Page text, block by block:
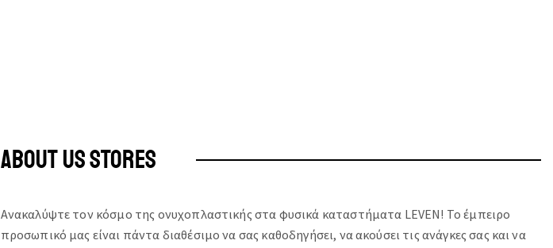
ABOUT US STORES
Ανακαλύψτε τον κόσμο της ονυχοπλαστικής στα φυσικά καταστήματα LEVEN! Το έμπειρο
προσωπικό μας είναι πάντα διαθέσιμο να σας καθοδηγήσει, να ακούσει τις ανάγκες σας και να